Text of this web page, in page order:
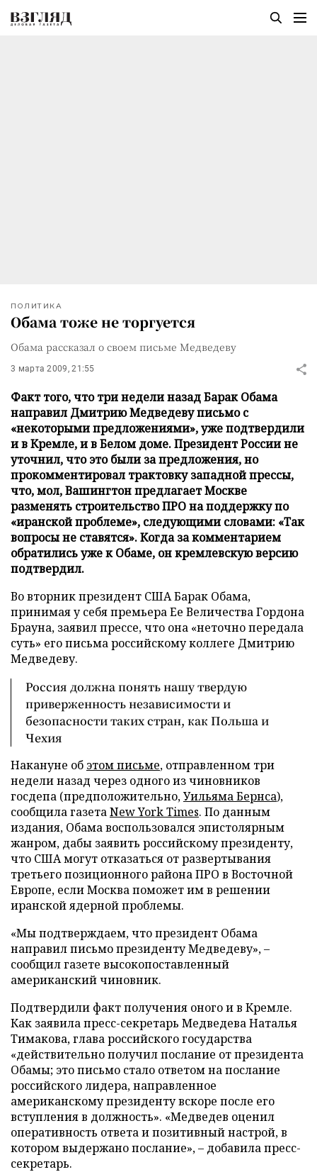
ПОЛИТИКА
Обама тоже не торгуется
Обама рассказал о своем письме Медведеву
3 марта 2009, 21:55
Факт того, что три недели назад Барак Обама
направил Дмитрию Медведеву письмо с
«некоторыми предложениями», уже подтвердили
и в Кремле, и в Белом доме. Президент России не
уточнил, что это были за предложения, но
прокомментировал трактовку западной прессы,
что, мол, Вашингтон предлагает Москве
разменять строительство ПРО на поддержку по
«иранской проблеме», следующими словами: «Так
вопросы не ставятся». Когда за комментарием
обратились уже к Обаме, он кремлевскую версию
подтвердил.
Во вторник президент США Барак Обама,
принимая у себя премьера Ее Величества Гордона
Брауна, заявил прессе, что она «неточно передала
суть» его письма российскому коллеге Дмитрию
Медведеву.
Россия должна понять нашу твердую
приверженность независимости и
безопасности таких стран, как Польша и
Чехия
Накануне об этом письме, отправленном три
недели назад через одного из чиновников
госдепа (предположительно,Уильяма Бернса),
сообщила газетаNew York Times. По данным
издания, Обама воспользовался эпистолярным
жанром, дабы заявить российскому президенту,
что США могут отказаться от развертывания
третьего позиционного района ПРО в Восточной
Европе, если Москва поможет им в решении
иранской ядерной проблемы.
«Мы подтверждаем, что президент Обама
направил письмо президенту Медведеву», –
сообщил газете высокопоставленный
американский чиновник.
Подтвердили факт получения оного и в Кремле.
Как заявила пресс-секретарь Медведева Наталья
Тимакова, глава российского государства
«действительно получил послание от президента
Обамы; это письмо стало ответом на послание
российского лидера, направленное
американскому президенту вскоре после его
вступления в должность». «Медведев оценил
оперативность ответа и позитивный настрой, в
котором выдержано послание», – добавила пресс-
секретарь.